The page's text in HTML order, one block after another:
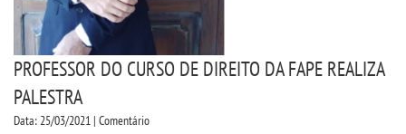
EDITAL - ADENDO 1
PUBLICAÇÕES
PROFESSOR DO CURSO DE DIREITO DA FAPE REALIZA
PALESTRA
Data: 25/03/2021 | Comentário